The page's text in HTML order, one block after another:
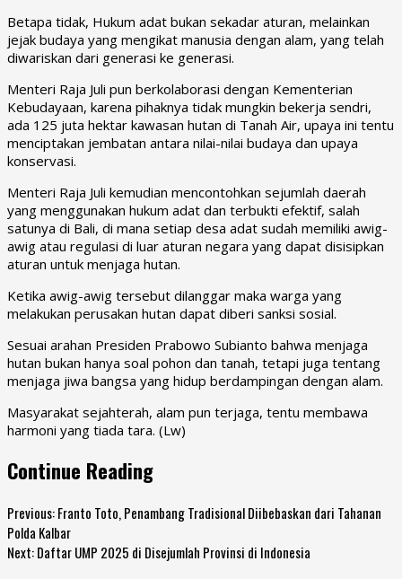
Betapa tidak, Hukum adat bukan sekadar aturan, melainkan
jejak budaya yang mengikat manusia dengan alam, yang telah
diwariskan dari generasi ke generasi.
Menteri Raja Juli pun berkolaborasi dengan Kementerian
Kebudayaan, karena pihaknya tidak mungkin bekerja sendri,
ada 125 juta hektar kawasan hutan di Tanah Air, upaya ini tentu
menciptakan jembatan antara nilai-nilai budaya dan upaya
konservasi.
Menteri Raja Juli kemudian mencontohkan sejumlah daerah
yang menggunakan hukum adat dan terbukti efektif, salah
satunya di Bali, di mana setiap desa adat sudah memiliki awig-
awig atau regulasi di luar aturan negara yang dapat disisipkan
aturan untuk menjaga hutan.
Ketika awig-awig tersebut dilanggar maka warga yang
melakukan perusakan hutan dapat diberi sanksi sosial.
Sesuai arahan Presiden Prabowo Subianto bahwa menjaga
hutan bukan hanya soal pohon dan tanah, tetapi juga tentang
menjaga jiwa bangsa yang hidup berdampingan dengan alam.
Masyarakat sejahterah, alam pun terjaga, tentu membawa
harmoni yang tiada tara. (Lw)
Continue Reading
Previous:Franto Toto, Penambang Tradisional Diibebaskan dari Tahanan
Polda Kalbar
Next:Daftar UMP 2025 di Disejumlah Provinsi di Indonesia